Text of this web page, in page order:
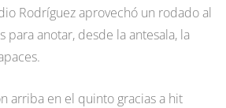
Rodríguez aprovechó un rodado al
para anotar, desde la antesala, la
arriba en el quinto gracias a hit